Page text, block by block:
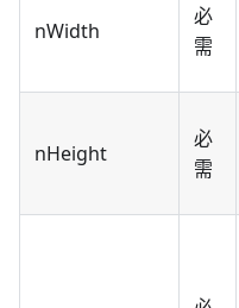
nWidth
必
需
nHeight
必
需